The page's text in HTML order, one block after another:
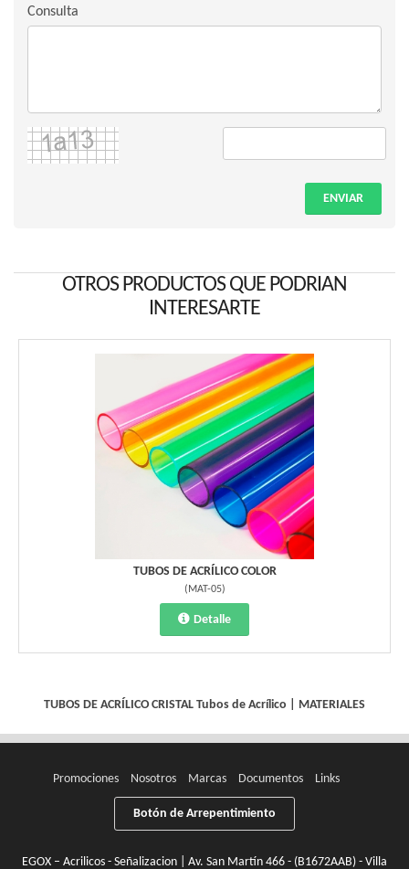
Consulta
ENVIAR
OTROS PRODUCTOS QUE PODRIAN
INTERESARTE
TUBOS DE ACRÍLICO COLOR
( MAT-05)
Detalle
TUBOS DE ACRÍLICO CRISTAL Tubos de Acrílico MATERIALES
Promociones Nosotros Marcas Documentos Links
Botón de Arrepentimiento
EGOX – Acrilicos - Señalizacion | Av. San Martín 466 - (B1672AAB) - Villa